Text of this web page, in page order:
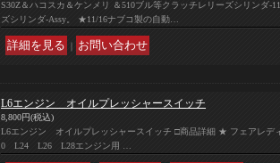
S30Z＆ハコスカ＆ケンメリ ＆510ブル等クラッチレリーズシリンダ-
ズシリンダ-Assy。 ★11/16ナブコ製の自動…
｜
L6エンジン オイルプレッシャースイッチ
8,800円(税込)
L6エンジン オイルプレッシャースイッチ □商品詳細 ★ フェアレ
0 L24 L26 L28エンジン用 …